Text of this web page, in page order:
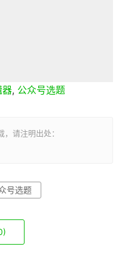
器, 公众号选题
请注明出处：
号选题